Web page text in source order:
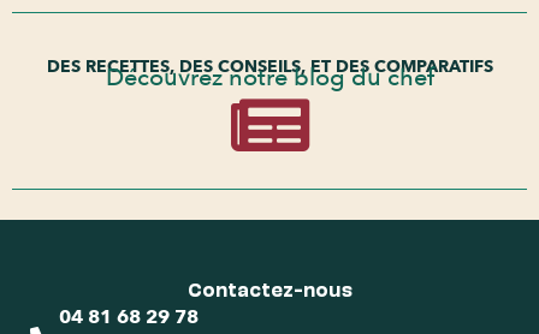
DES RECETTES, DES CONSEILS, ET DES COMPARATIFS
Découvrez notre blog du chef
Contactez-nous
04 81 68 29 78